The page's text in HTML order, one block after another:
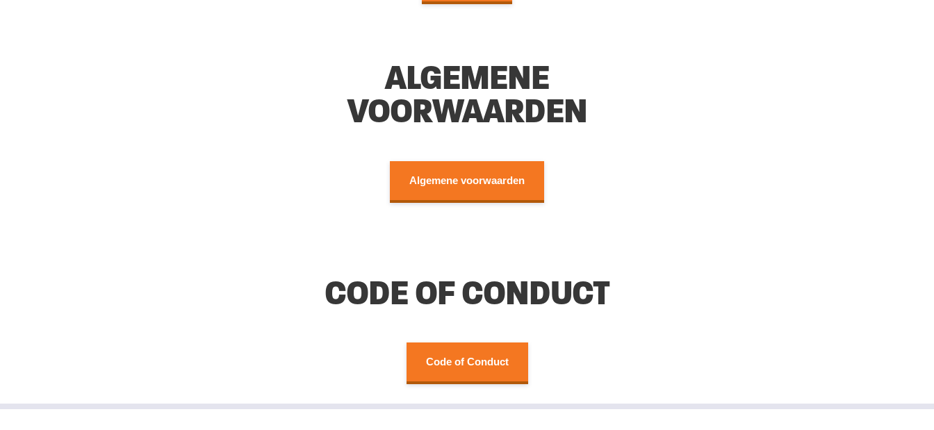
ALGEMENE
VOORWAARDEN
Algemene voorwaarden
CODE OF CONDUCT
Code of Conduct